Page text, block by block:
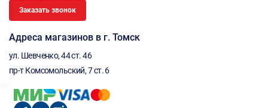
Заказать звонок
Адреса магазинов в г. Томск
ул. Шевченко, 44 ст. 46
пр-т Комсомольский, 7 ст. 6